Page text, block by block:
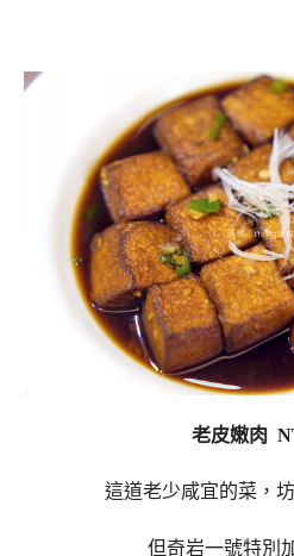
老皮嫩肉
這道老少咸宜的菜，
但奇岩一號特別